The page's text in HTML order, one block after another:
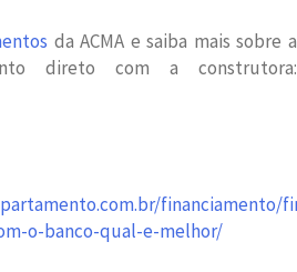
da ACMA e saiba mais sobre a
direto com a construtora:
financiamento/
o-banco-qual-e-melhor/